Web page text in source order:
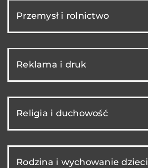
Przemysł i rolnictwo
Reklama i druk
Religia i duchowość
Rodzina i wychowanie dzieci